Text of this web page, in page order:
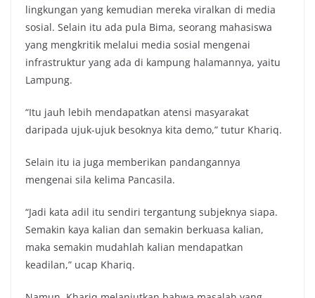
lingkungan yang kemudian mereka viralkan di media
sosial. Selain itu ada pula Bima, seorang mahasiswa
yang mengkritik melalui media sosial mengenai
infrastruktur yang ada di kampung halamannya, yaitu
Lampung.
“Itu jauh lebih mendapatkan atensi masyarakat
daripada ujuk-ujuk besoknya kita demo,” tutur Khariq.
Selain itu ia juga memberikan pandangannya
mengenai sila kelima Pancasila.
“Jadi kata adil itu sendiri tergantung subjeknya siapa.
Semakin kaya kalian dan semakin berkuasa kalian,
maka semakin mudahlah kalian mendapatkan
keadilan,” ucap Khariq.